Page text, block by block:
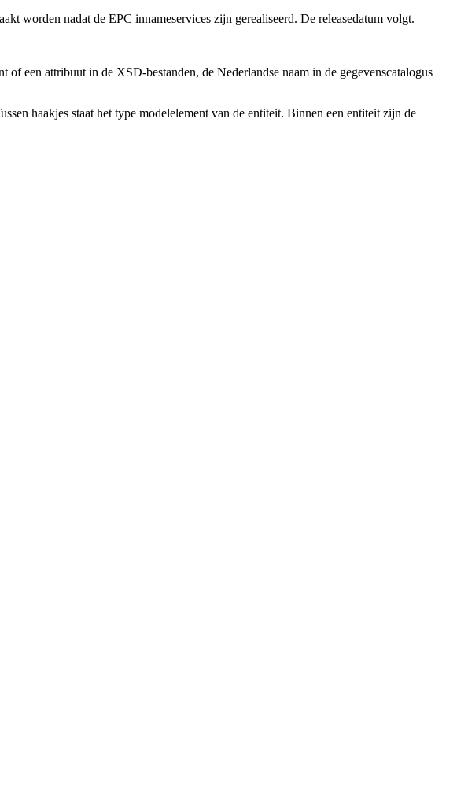
worden nadat de EPC innameservices zijn gerealiseerd. De releasedatum volgt.
een attribuut in de XSD-bestanden, de Nederlandse naam in de gegevenscatalogus
haakjes staat het type modelelement van de entiteit. Binnen een entiteit zijn de